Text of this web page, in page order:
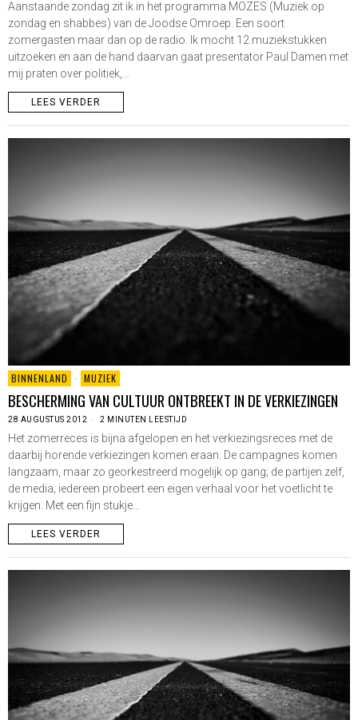
Aanstaande zondag zit ik in het programma MOZES (Muziek op
zondag en shabbes) van de Joodse Omroep. Een soort
zomergasten maar dan op de radio. Ik mocht 12 muziekstukken
uitzoeken en aan de hand daarvan gaat presentator Paul Damen met
mij praten over politiek,…
LEES VERDER
BINNENLAND · MUZIEK
BESCHERMING VAN CULTUUR ONTBREEKT IN DE VERKIEZINGEN
28 AUGUSTUS 2012 2 MINUTEN LEESTIJD
Het zomerreces is bijna afgelopen en het verkiezingsreces met de
daarbij horende verkiezingen komen eraan. De campagnes komen
langzaam, maar zo georkestreerd mogelijk op gang; de partijen zelf,
de media; iedereen probeert een eigen verhaal voor het voetlicht te
krijgen. Met een fijn stukje…
LEES VERDER